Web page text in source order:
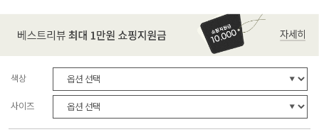
색상
사이즈